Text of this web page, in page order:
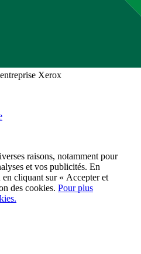
Xerox
raisons, notamment pour
et vos publicités. En
cliquant sur « Accepter et
des cookies. Pour plus